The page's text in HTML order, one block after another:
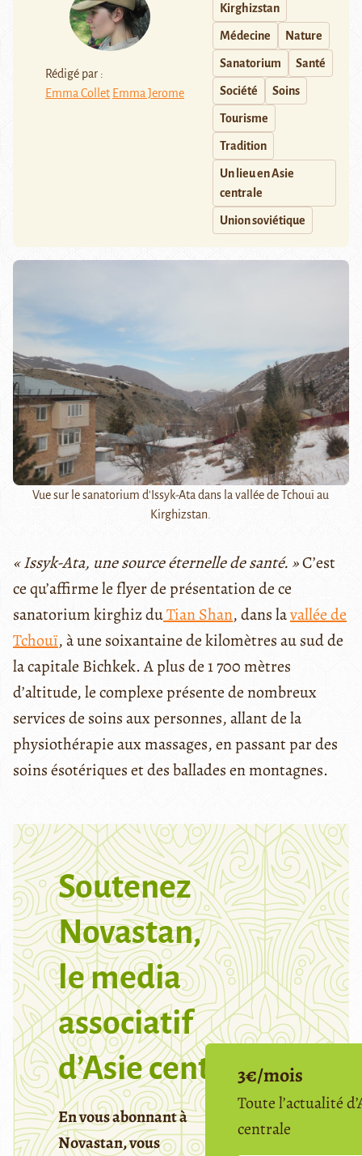
Rédigé par :
Emma Collet Emma Jerome
Kirghizstan
Médecine Nature
Sanatorium Santé
Société Soins
Tourisme
Tradition
Un lieu en Asie
centrale
Union soviétique
Vue sur le sanatorium d'Issyk-Ata dans la vallée de Tchouï au
Kirghizstan.
« Issyk-Ata, une source éternelle de santé. »C’est
ce qu’affirme le flyer de présentation de ce
sanatorium kirghiz duTian Shan, dans lavallée de
Tchouï, à une soixantaine de kilomètres au sud de
la capitale Bichkek. A plus de 1 700 mètres
d’altitude, le complexe présente de nombreux
services de soins aux personnes, allant de la
physiothérapie aux massages, en passant par des
soins ésotériques et des ballades en montagnes.
Soutenez
Novastan,
le media
associatif
d’Asie centrale
En vous abonnant à
Novastan, vous
3€/mois
Toute l’actualité
centrale